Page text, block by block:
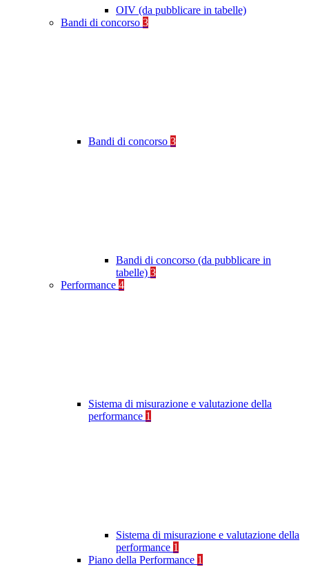
OIV (da pubblicare in tabelle)
Bandi di concorso 3
Bandi di concorso 3
Bandi di concorso (da pubblicare in
tabelle) 3
Performance 4
Sistema di misurazione e valutazione della
performance 1
Sistema di misurazione e valutazione della
performance 1
Piano della Performance 1